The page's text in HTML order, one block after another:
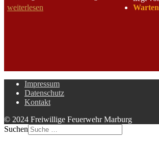
weiterlesen
Warten
Impressum
Datenschutz
Kontakt
© 2024 Freiwillige Feuerwehr Marburg
Suchen